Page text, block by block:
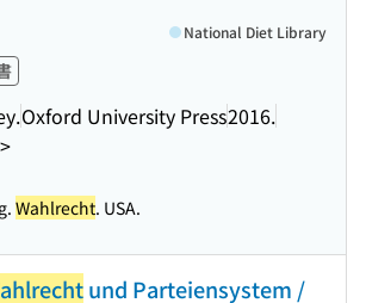
Oxford University Press2016.
National Diet Library
Wahlrecht. USA.
und Parteiensystem /